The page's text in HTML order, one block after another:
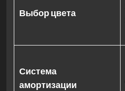
Выбор цвета
Система
амортизации